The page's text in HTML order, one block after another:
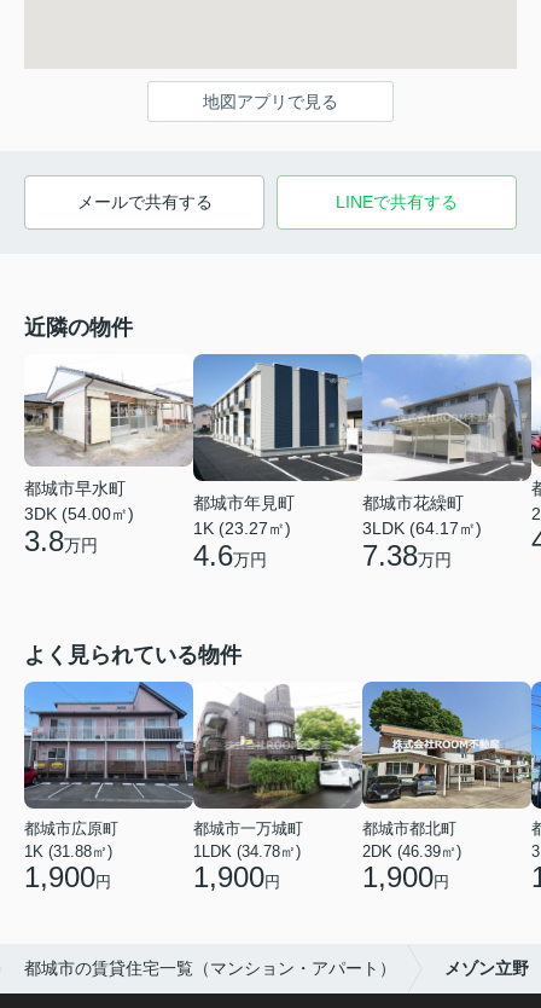
地図アプリで見る
メールで共有する LINEで共有する
近隣の物件
都城市早水町
3DK (54.00㎡)
3.8万円
都城市年見町
1K (23.27㎡)
4.6万円
都城市花繰町
3LDK (64.17㎡)
7.38万円
よく見られている物件
都城市広原町
1K (31.88㎡)
1,900円
都城市一万城町
1LDK (34.78㎡)
1,900円
都城市都北町
2DK (46.39㎡)
1,900円
都城市の賃貸住宅一覧（マンション・アパート） メゾン立野